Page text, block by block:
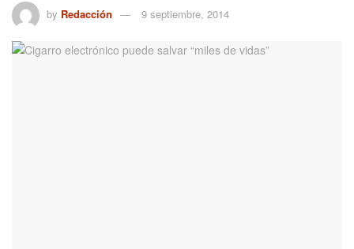
by Redacción 9 septiembre, 2014